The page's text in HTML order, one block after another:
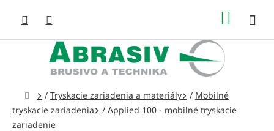
obsah
Domov
/ Tryskacie zariadenia a materiály / Mobilné
tryskacie zariadenia
/ Applied 100 - mobilné tryskacie
zariadenie